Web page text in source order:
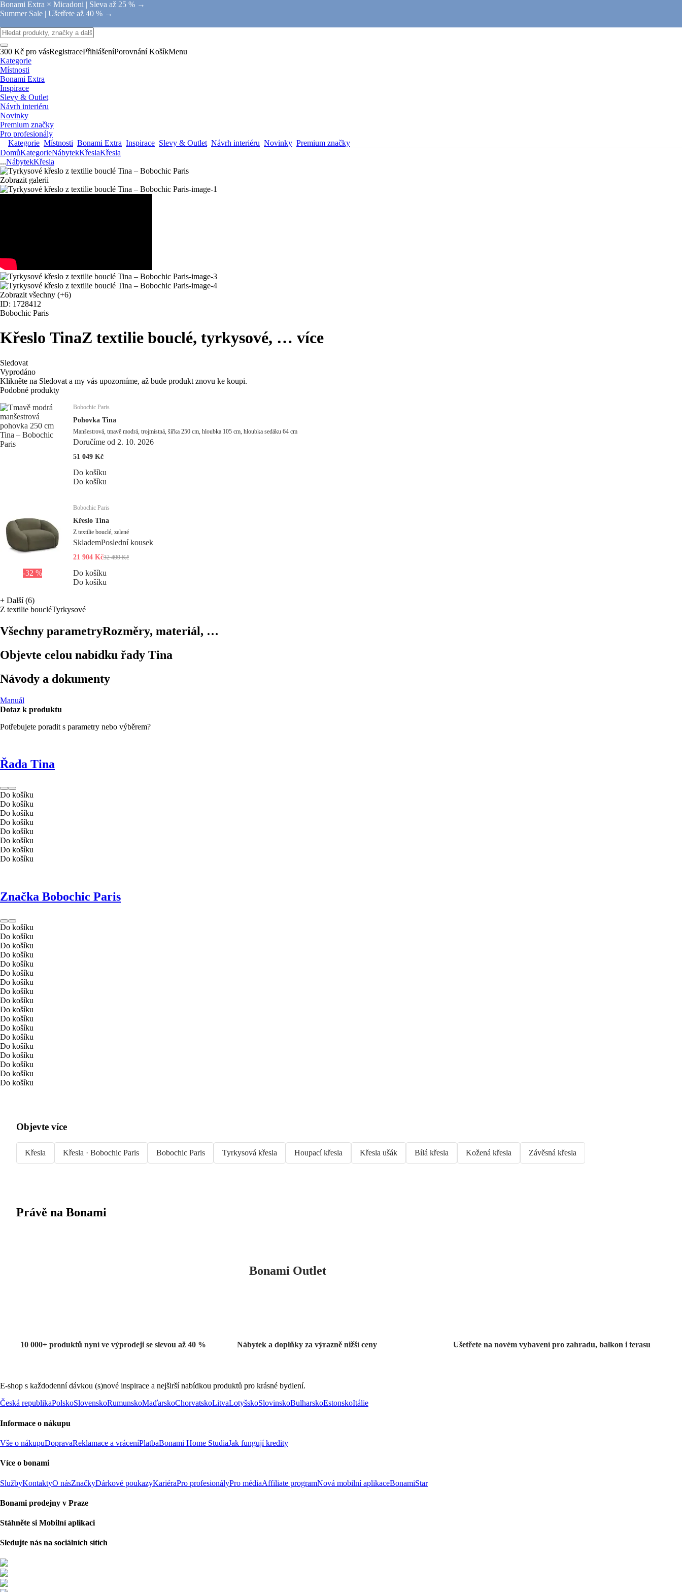
Bonami Extra × Micadoni | Sleva až 25 % →
Summer Sale | Ušetřete až 40 % →
300 Kč pro vásRegistracePřihlášeníPorovnání KošíkMenu
Kategorie
Místnosti
Bonami Extra
Inspirace
Slevy & Outlet
Návrh interiéru
Novinky
Premium značky
Pro profesionály
Kategorie Místnosti Bonami Extra Inspirace Slevy & Outlet Návrh interiéru Novinky Premium značky
DomůKategorieNábytekKřeslaKřesla
...NábytekKřesla
Zobrazit galerii
Zobrazit všechny (+6)
ID: 1728412
Bobochic Paris
Křeslo TinaZ textilie bouclé, tyrkysové, … více
Sledovat
Vyprodáno
Klikněte na Sledovat a my vás upozorníme, až bude produkt znovu ke koupi.
Podobné produkty
Bobochic Paris
Pohovka Tina
Manšestrová, tmavě modrá, trojmístná, šířka 250 cm, hloubka 105 cm, hloubka sedáku 64 cm
Doručíme od 2. 10. 2026
51 049 Kč
Do košíku
Do košíku
-32 %
Bobochic Paris
Křeslo Tina
Z textilie bouclé, zelené
SklademPoslední kousek
21 904 Kč32 499 Kč
Do košíku
Do košíku
+ Další (6)
Z textilie boucléTyrkysové
Všechny parametryRozměry, materiál, …
Objevte celou nabídku řady Tina
Návody a dokumenty
Manuál
Dotaz k produktu
Potřebujete poradit s parametry nebo výběrem?
Řada Tina
Do košíku
Do košíku
Do košíku
Do košíku
Do košíku
Do košíku
Do košíku
Do košíku
Značka Bobochic Paris
Do košíku
Do košíku
Do košíku
Do košíku
Do košíku
Do košíku
Do košíku
Do košíku
Do košíku
Do košíku
Do košíku
Do košíku
Do košíku
Do košíku
Do košíku
Do košíku
Do košíku
Do košíku
Objevte více
Křesla Křesla · Bobochic Paris Bobochic Paris Tyrkysová křesla Houpací křesla Křesla ušák Bílá křesla Kožená křesla Závěsná křesla
Právě na Bonami
10 000+ produktů nyní ve výprodeji se slevou až 40 %
Bonami Outlet
Nábytek a doplňky za výrazně nižší ceny Ušetřete na novém vybavení pro zahradu, balkon i terasu
E-shop s každodenní dávkou (s)nové inspirace a nejširší nabídkou produktů pro krásné bydlení.
Česká republikaPolskoSlovenskoRumunskoMaďarskoChorvatskoLitvaLotyšskoSlovinskoBulharskoEstonskoItálie
Informace o nákupu
Vše o nákupuDopravaReklamace a vráceníPlatbaBonami Home StudiaJak fungují kredity
Více o bonami
SlužbyKontaktyO násZnačkyDárkové poukazyKariéraPro profesionályPro médiaAffiliate programNová mobilní aplikaceBonamiStar
Bonami prodejny v Praze
Stáhněte si Mobilní aplikaci
Sledujte nás na sociálních sítích